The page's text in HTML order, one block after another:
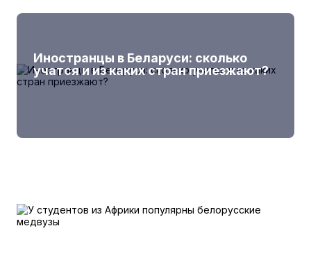
Иностранцы в Беларуси: сколько
учатся и из каких стран приезжают?